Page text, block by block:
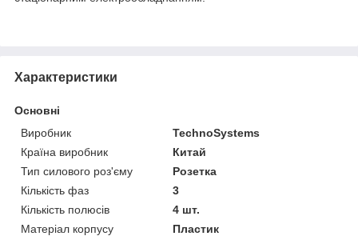
Характеристики
Основні
Виробник
TechnoSystems
Країна виробник
Китай
Тип силового роз'єму
Розетка
Кількість фаз
3
Кількість полюсів
4 шт.
Матеріал корпусу
Пластик